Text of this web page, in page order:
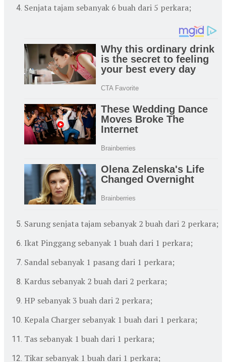
Senjata tajam sebanyak 6 buah dari 5 perkara;
Sarung senjata tajam sebanyak 2 buah dari 2 perkara;
Ikat Pinggang sebanyak 1 buah dari 1 perkara;
Sandal sebanyak 1 pasang dari 1 perkara;
Kardus sebanyak 2 buah dari 2 perkara;
HP sebanyak 3 buah dari 2 perkara;
Kepala Charger sebanyak 1 buah dari 1 perkara;
Tas sebanyak 1 buah dari 1 perkara;
Tikar sebanyak 1 buah dari 1 perkara;